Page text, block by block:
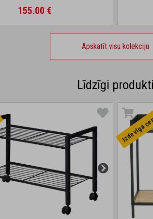
155.00 €
Apskatīt visu kolekciju
Līdzīgi produkti
Izdevīga